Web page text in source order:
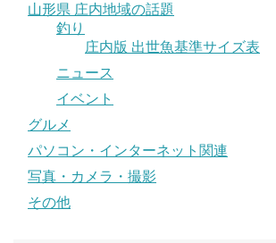
山形県 庄内地域の話題
釣り
庄内版 出世魚基準サイズ表
ニュース
イベント
グルメ
パソコン・インターネット関連
写真・カメラ・撮影
その他